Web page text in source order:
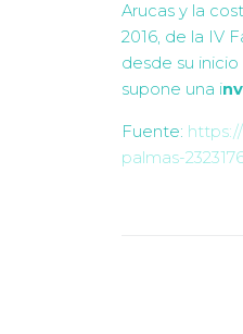
Arucas y la
2016, de la IV
desde su
supone una i
Fuente:
palmas-